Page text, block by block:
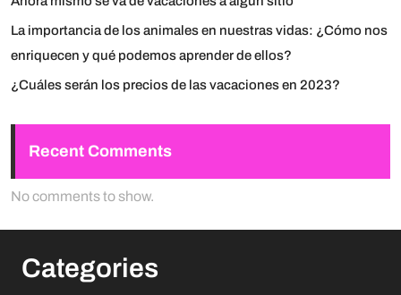
La importancia de los animales en nuestras vidas: ¿Cómo nos
enriquecen y qué podemos aprender de ellos?
¿Cuáles serán los precios de las vacaciones en 2023?
Recent Comments
No comments to show.
Categories